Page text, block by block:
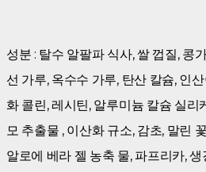
성분 : 탈수 알팔파 식사, 쌀 껍질, 콩
선 가루, 옥수수 가루, 탄산 칼슘, 인
화 콜린, 레시틴, 알루미늄 칼슘 실리
모 추출물 , 이산화 규소, 감초, 말린
알로에 베라 젤 농축 물, 파프리카,